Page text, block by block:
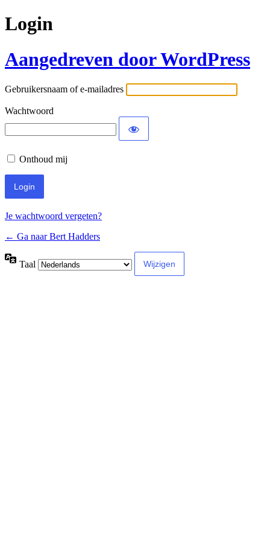
Login
Aangedreven door WordPress
Gebruikersnaam of e-mailadres
Wachtwoord
Onthoud mij
Je wachtwoord vergeten?
← Ga naar Bert Hadders
Taal